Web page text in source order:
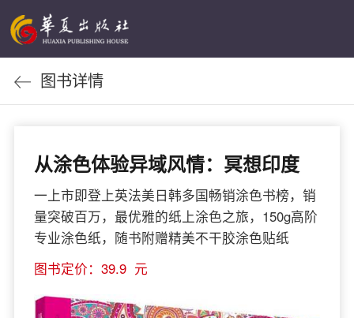
图书详情
从涂色体验异域风情：冥想印度
一上市即登上英法美日韩多国畅销涂色书榜，销
量突破百万，最优雅的纸上涂色之旅，150g高阶
专业涂色纸，随书附赠精美不干胶涂色贴纸
图书定价：39.9 元